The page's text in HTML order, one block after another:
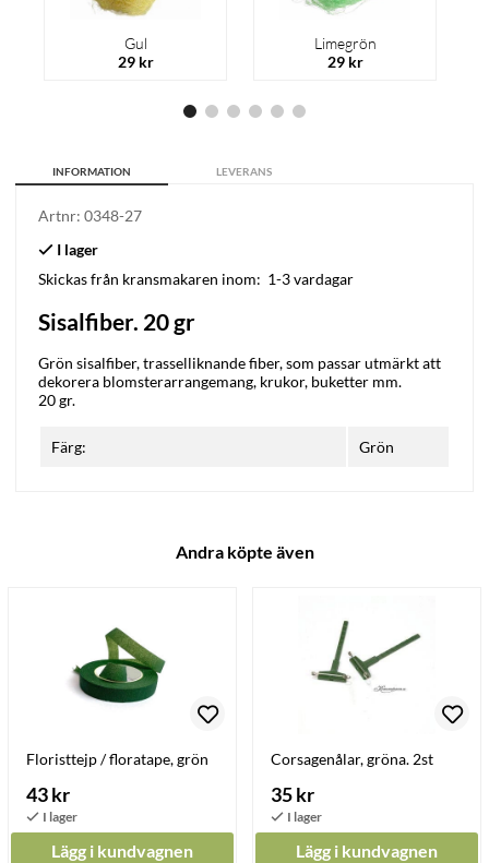
Gul
29 kr
Limegrön
29 kr
INFORMATION LEVERANS
Artnr: 0348-27
Skickas från kransmakaren inom: 1-3 vardagar
Sisalfiber. 20 gr
Grön sisalfiber, trasselliknande fiber, som passar utmärkt att
dekorera blomsterarrangemang, krukor, buketter mm.
20 gr.
Färg: Grön
Andra köpte även
Floristtejp / floratape, grön
43 kr
Lägg i kundvagnen
Corsagenålar, gröna. 2st
35 kr
Lägg i kundvagnen